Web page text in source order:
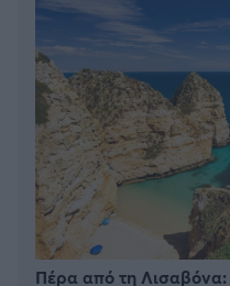
Πέρα από τη Λισαβόνα: